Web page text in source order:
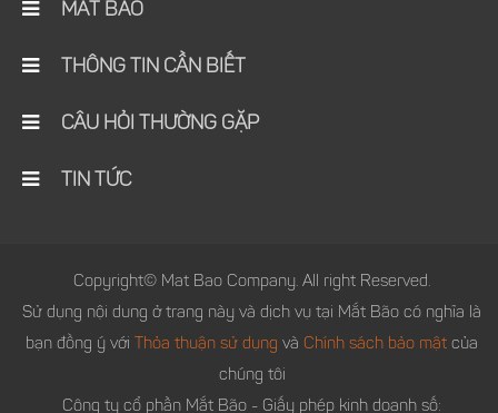
MẮT BÃO
THÔNG TIN CẦN BIẾT
CÂU HỎI THƯỜNG GẶP
TIN TỨC
Copyright© Mat Bao Company. All right Reserved.
Sử dụng nội dung ở trang này và dịch vụ tại Mắt Bão có nghĩa là
bạn đồng ý với Thỏa thuận sử dụng và Chính sách bảo mật của
chúng tôi
Công ty cổ phần Mắt Bão - Giấy phép kinh doanh số: